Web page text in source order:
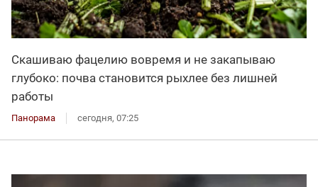
Скашиваю фацелию вовремя и не закапываю
глубоко: почва становится рыхлее без лишней
работы
Панорама сегодня, 07:25